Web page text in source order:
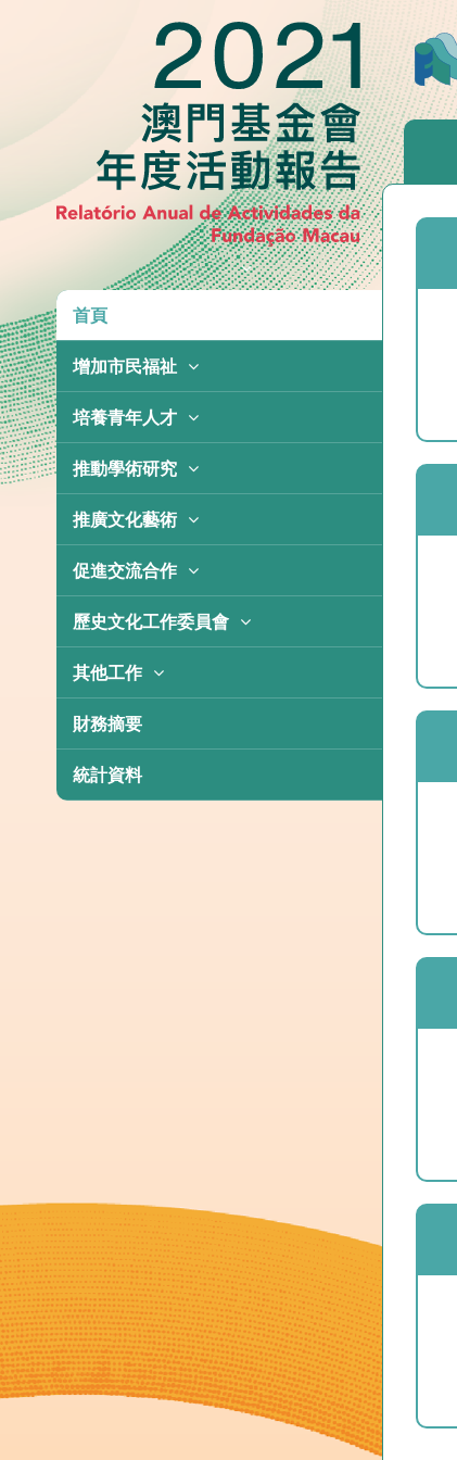
首頁
增加市民福祉
冠名社會服務項目
社會服務
澳門基金會福包
培養青年人才
青年項目
獎學金
校園建設及重點資助
推動學術研究
整合本土文化
出版成果
重點資助
推廣文化藝術
中國共產黨100周年圖片展
藝術家推廣計劃
澳門基金會市民專場演出
其他文藝項目
文學項目
促進交流合作
公益項目
外地學生獎學金
會議及交流
重點資助
歷史文化工作委員會
歷史文化推廣活動
專項資助計劃
出版項目
其他工作
資助制度改革
抗疫援助基金
財務摘要
統計資料